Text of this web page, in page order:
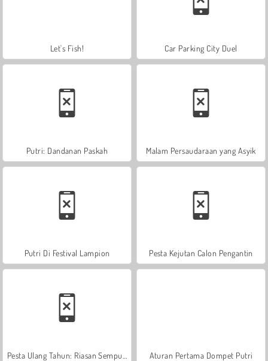
Let's Fish! Car Parking City Duel
Putri: Dandanan Paskah Malam Persaudaraan yang Asyik
Putri Di Festival Lampion Pesta Kejutan Calon Pengantin
Aturan Pertama Dompet Putri